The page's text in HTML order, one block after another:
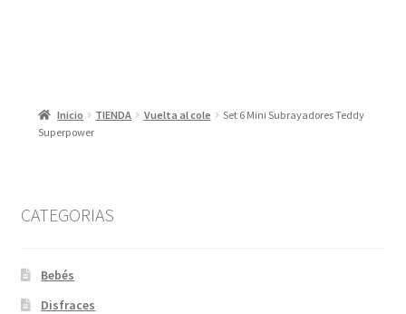
Inicio TIENDA Vuelta al cole
Set 6 Mini Subrayadores Teddy
Superpower
CATEGORIAS
Bebés
Disfraces